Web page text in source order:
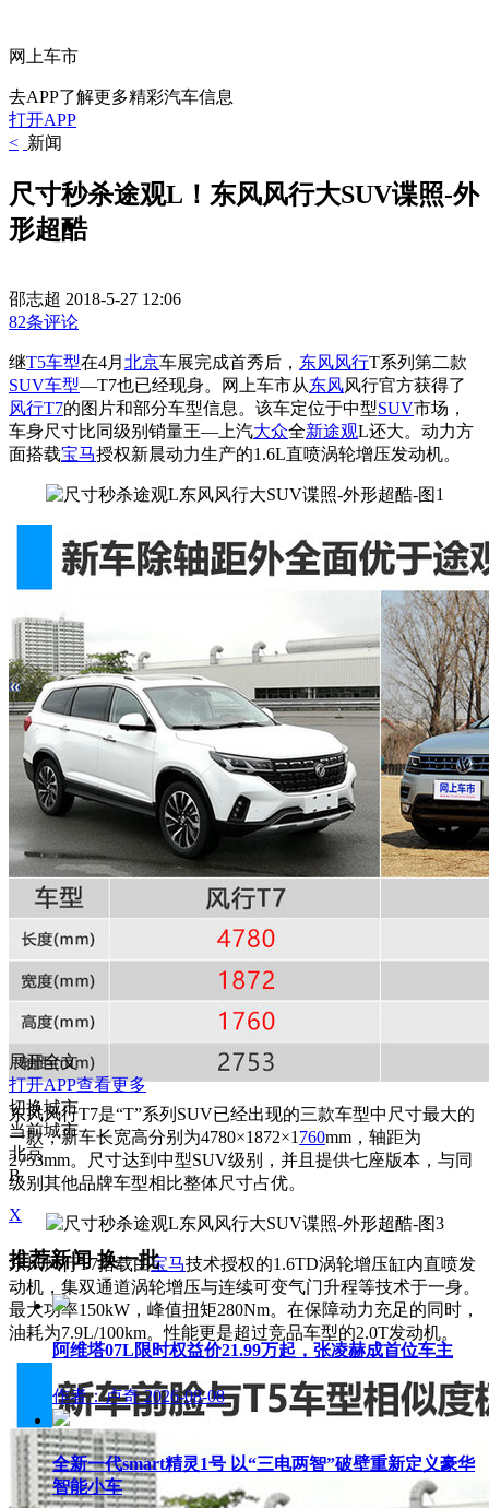
网上车市
去APP了解更多精彩汽车信息
打开APP
< 新闻
尺寸秒杀途观L！东风风行大SUV谍照-外
形超酷
邵志超 2018-5-27 12:06
82条评论
继T5车型在4月 北京车展完成首秀后， 东风风行T系列第二款
SUV车型—T7也已经现身。网上车市从东风风行官方获得了
风行T7的图片和部分车型信息。该车定位于中型SUV市场，
车身尺寸比同级别销量王—上汽大众全新途观L还大。动力方
面搭载宝马授权新晨动力生产的1.6L直喷涡轮增压发动机。
东风风行T7是“T”系列SUV已经出现的三款车型中尺寸最大的
一款，新车长宽高分别为4780×1872×1 760mm，轴距为
2753mm。尺寸达到中型SUV级别，并且提供七座版本，与同
级别其他品牌车型相比整体尺寸占优。
东风风行T7搭载由宝马技术授权的1.6TD涡轮增压缸内直喷发
动机，集双通道涡轮增压与连续可变气门升程等技术于一身。
最大功率150kW，峰值扭矩280Nm。在保障动力充足的同时，
油耗为7.9L/100km。性能更是超过竞品车型的2.0T发动机。
展开全文
打开APP查看更多
切换城市
当前城市
北京
B
X
推荐新闻换一批
阿维塔07L限时权益价21.99万起，张凌赫成首位车主
作者：卢奇 2026-08-08
全新一代smart精灵1号 以“三电两智”破壁重新定义豪华
智能小车